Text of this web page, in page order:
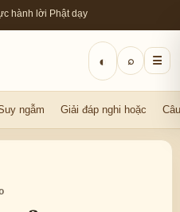
hành lời Phật dạy
◐ ⌕ ☰
ngẫm Giải đáp nghi hoặc